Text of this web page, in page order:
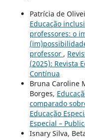
Patrícia de
Educação
professores: o
professor ,
(2025): Revista
Contínua
Bruna Caroline
Borges,
comparado
Educação
Especial –
Isnary Silva,